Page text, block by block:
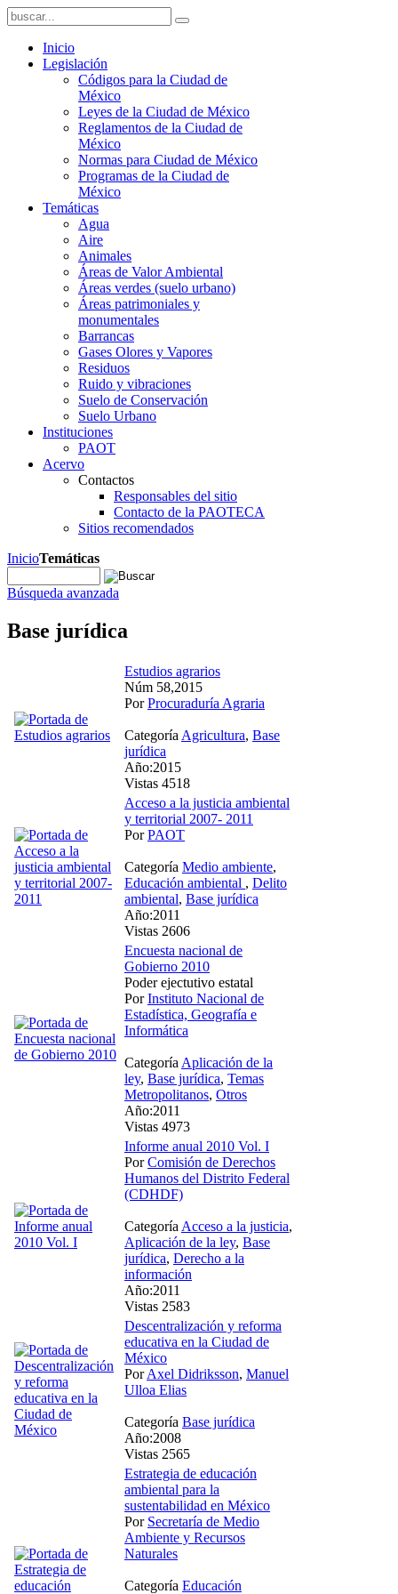
Inicio
Legislación
Códigos para la Ciudad de
México
Leyes de la Ciudad de México
Reglamentos de la Ciudad de
México
Normas para Ciudad de México
Programas de la Ciudad de
México
Temáticas
Agua
Aire
Animales
Áreas de Valor Ambiental
Áreas verdes (suelo urbano)
Áreas patrimoniales y
monumentales
Barrancas
Gases Olores y Vapores
Residuos
Ruido y vibraciones
Suelo de Conservación
Suelo Urbano
Instituciones
PAOT
Acervo
Contactos
Responsables del sitio
Contacto de la PAOTECA
Sitios recomendados
InicioTemáticas
Búsqueda avanzada
Base jurídica
Estudios agrarios
Núm 58,2015
PorProcuraduría Agraria
Categoría Agricultura, Base
jurídica
Año:2015
Vistas 4518
Acceso a la justicia ambiental
y territorial 2007- 2011
PorPAOT
Categoría Medio ambiente,
Educación ambiental , Delito
ambiental, Base jurídica
Año:2011
Vistas 2606
Encuesta nacional de
Gobierno 2010
Poder ejectutivo estatal
PorInstituto Nacional de
Estadística, Geografía e
Informática
Categoría Aplicación de la
ley, Base jurídica, Temas
Metropolitanos, Otros
Año:2011
Vistas 4973
Informe anual 2010 Vol. I
PorComisión de Derechos
Humanos del Distrito Federal
(CDHDF)
Categoría Acceso a la justicia,
Aplicación de la ley, Base
jurídica, Derecho a la
información
Año:2011
Vistas 2583
Descentralización y reforma
educativa en la Ciudad de
México
PorAxel Didriksson, Manuel
Ulloa Elias
Categoría Base jurídica
Año:2008
Vistas 2565
Estrategia de educación
ambiental para la
sustentabilidad en México
Por Secretaría de Medio
Ambiente y Recursos
Naturales
Categoría Educación